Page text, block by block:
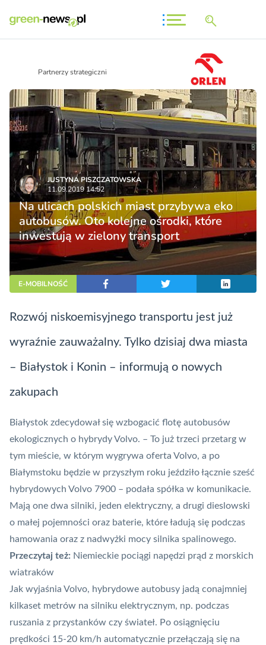
Partnerzy strategiczni
JUSTYNA PISZCZATOWSKA
11.09.2019 14:52
Na ulicach polskich miast przybywa eko
autobusów. Oto kolejne ośrodki, które
inwestują w zielony transport
E-MOBILNOŚĆ
Rozwój niskoemisyjnego transportu jest już
wyraźnie zauważalny. Tylko dzisiaj dwa miasta
– Białystok i Konin – informują o nowych
zakupach
Białystok zdecydował się wzbogacić flotę autobusów
ekologicznych o hybrydy Volvo. – To już trzeci przetarg w
tym mieście, w którym wygrywa oferta Volvo, a po
Białymstoku będzie w przyszłym roku jeździło łącznie sześć
hybrydowych Volvo 7900 – podała spółka w komunikacie.
Mają one dwa silniki, jeden elektryczny, a drugi dieslowski
o małej pojemności oraz baterie, które ładują się podczas
hamowania oraz z nadwyżki mocy silnika spalinowego.
Przeczytaj też: Niemieckie pociągi napędzi prąd z morskich
wiatraków
Jak wyjaśnia Volvo, hybrydowe autobusy jadą conajmniej
kilkaset metrów na silniku elektrycznym, np. podczas
ruszania z przystanków czy świateł. Po osiągnięciu
prędkości 15-20 km/h automatycznie przełączają się na